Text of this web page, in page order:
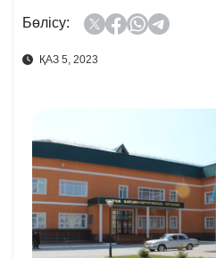
Бөлісу:
ҚАЗ 5, 2023